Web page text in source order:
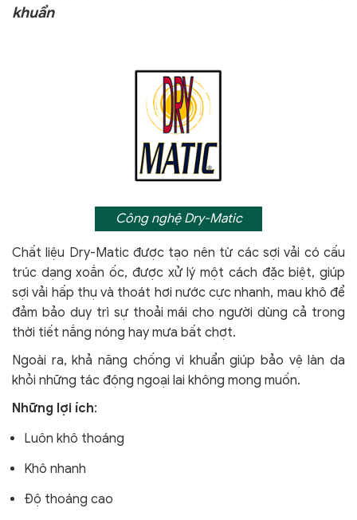
khuẩn
Công nghệ Dry-Matic
Chất liệu Dry-Matic được tạo nên từ các sợi vải có cấu
trúc dạng xoắn ốc, được xử lý một cách đặc biệt, giúp
sợi vải hấp thụ và thoát hơi nước cực nhanh, mau khô để
đảm bảo duy trì sự thoải mái cho người dùng cả trong
thời tiết nắng nóng hay mưa bất chợt.
Ngoài ra, khả năng chống vi khuẩn giúp bảo vệ làn da
khỏi những tác động ngoại lai không mong muốn.
Những lợi ích:
Luôn khô thoáng
Khô nhanh
Độ thoáng cao